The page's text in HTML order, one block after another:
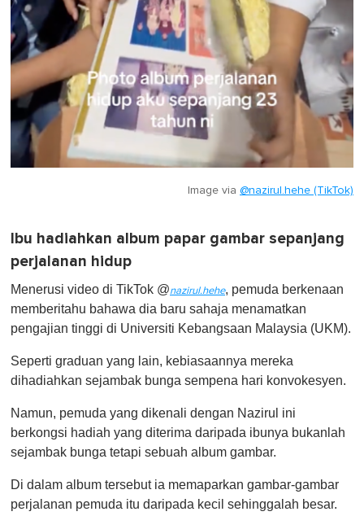
Image via @nazirul.hehe (TikTok)
Ibu hadiahkan album papar gambar sepanjang
perjalanan hidup
Menerusi video di TikTok @nazirul.hehe, pemuda berkenaan
memberitahu bahawa dia baru sahaja menamatkan
pengajian tinggi di Universiti Kebangsaan Malaysia (UKM).
Seperti graduan yang lain, kebiasaannya mereka
dihadiahkan sejambak bunga sempena hari konvokesyen.
Namun, pemuda yang dikenali dengan Nazirul ini
berkongsi hadiah yang diterima daripada ibunya bukanlah
sejambak bunga tetapi sebuah album gambar.
Di dalam album tersebut ia memaparkan gambar-gambar
perjalanan pemuda itu daripada kecil sehinggalah besar.